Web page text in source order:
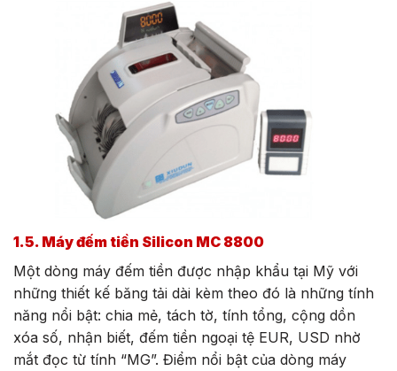
1.5. Máy đếm tiền Silicon MC 8800
Một dòng máy đếm tiền được nhập khẩu tại Mỹ với
những thiết kế băng tải dài kèm theo đó là những tính
năng nổi bật: chia mẻ, tách tờ, tính tổng, cộng dồn
xóa số, nhận biết, đếm tiền ngoại tệ EUR, USD nhờ
mắt đọc từ tính “MG”. Điểm nổi bật của dòng máy